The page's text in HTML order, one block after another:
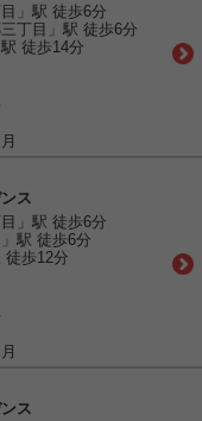
」駅 徒歩6分
丁目」駅 徒歩6分
徒歩14分
ス
」駅 徒歩6分
駅 徒歩6分
徒歩12分
ス